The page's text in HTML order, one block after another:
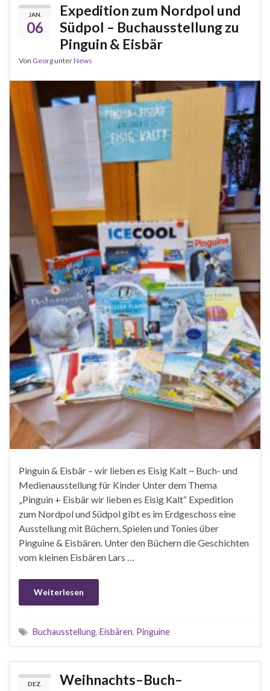
JAN.
06
Expedition zum Nordpol und
Südpol – Buchausstellung zu
Pinguin & Eisbär
Von GeorgunterNews
Pinguin & Eisbär – wir lieben es Eisig Kalt ~ Buch- und
Medienausstellung für Kinder Unter dem Thema
„Pinguin + Eisbär wir lieben es Eisig Kalt“ Expedition
zum Nordpol und Südpol gibt es im Erdgeschoss eine
Ausstellung mit Büchern, Spielen und Tonies über
Pinguine & Eisbären. Unter den Büchern die Geschichten
vom kleinen Eisbären Lars …
Weiterlesen
Buchausstellung, Eisbären, Pinguine
DEZ.
Weihnachts–Buch–